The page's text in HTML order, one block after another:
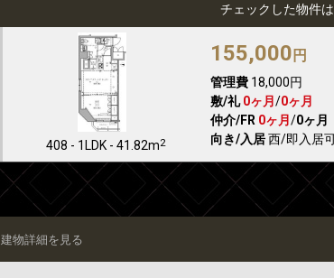
チェックした物件
408 - 1LDK - 41.82m2
155,000 円
管理費18,000円
敷/礼 0ヶ月/0ヶ月
仲介/FR 0ヶ月/0ヶ月
向き/入居西/即入居
建物詳細を見る